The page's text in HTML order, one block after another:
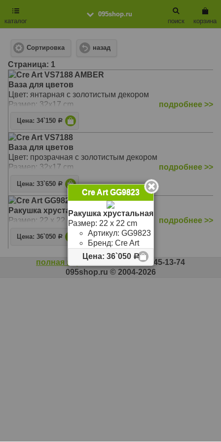
095shop.ru
каталог
корзина
поиск
Сортировка назад
Cтраница: 1
Cre Art VS7188 AMBER
Ваза для цветов
Цвет: янтарная с золотистым декором
Размер: 32х17 cm
подробнее >>
Цена: 34`150 Р
Cre Art VS7188
Ваза для цветов
Цвет: прозрачная с золотистым декором
Размер: 32х17 cm
подробнее >>
Цена: 33`650 Р
Cre Art GG9823
Ракушка хрустальная
Размер: 22 х 22 cm
подробнее >>
Цена: 36`050 Р
полная версия сайта
, +7 495 545-13-74
095shop.ru © 2004-2026
Cre Art GG9823
Ракушка хрустальная
Размер: 22 х 22 cm
Артикул: GG9823
Бренд: Cre Art
Цена: 36`050 Р